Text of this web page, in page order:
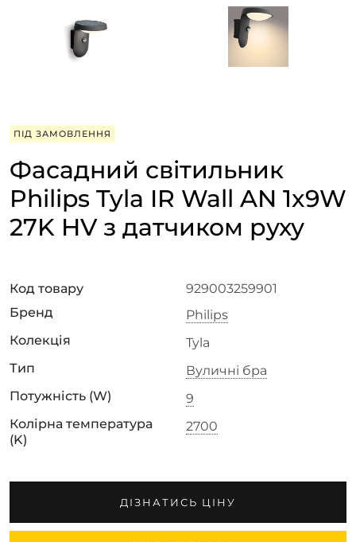
ПІД ЗАМОВЛЕННЯ
Фасадний світильник
Philips Tyla IR Wall AN 1x9W
27K HV з датчиком руху
Код товару
929003259901
Бренд
Philips
Колекція
Tyla
Тип
Вуличні бра
Потужність (W)
9
Колірна температура
(K)
2700
ДІЗНАТИСЬ ЦІНУ